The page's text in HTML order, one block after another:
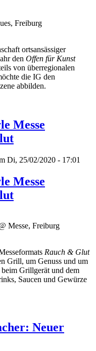
Freiburg
ortsansässiger
den Offen für Kunst
von überregionalen
die IG den
abbilden.
Messe
Di, 25/02/2020 - 17:01
Messe
Messe, Freiburg
Rauch & Glut
Grill, um Genuss und um
Grillgerät und dem
Saucen und Gewürze
Neuer